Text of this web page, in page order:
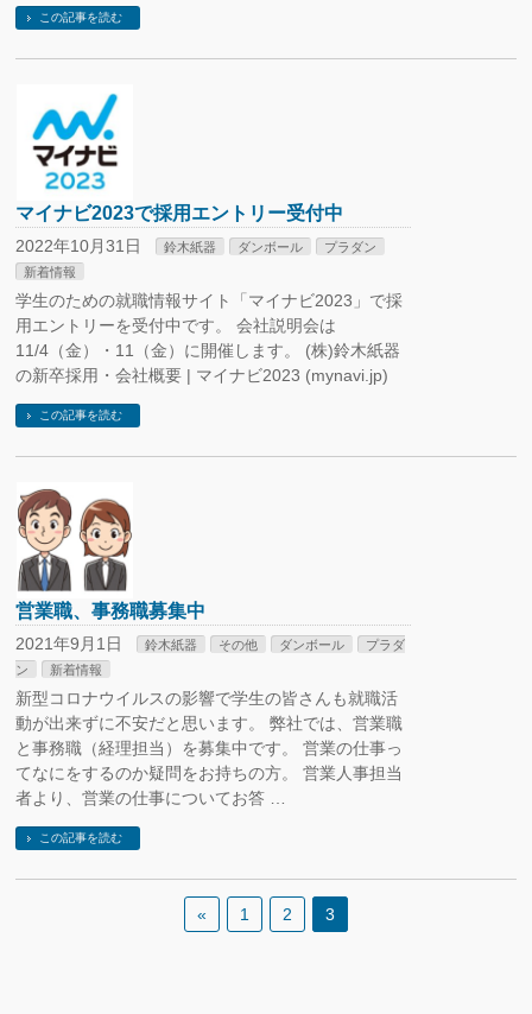
この記事を読む
マイナビ2023で採用エントリー受付中
2022年10月31日 鈴木紙器 ダンボール
プラダン
新着情報
学生のための就職情報サイト「マイナビ2023」で採
用エントリーを受付中です。 会社説明会は
11/4（金）・11（金）に開催します。 (株)鈴木紙器
の新卒採用・会社概要 | マイナビ2023 (mynavi.jp)
この記事を読む
営業職、事務職募集中
2021年9月1日 鈴木紙器 その他 ダンボール
プラダ
ン
新着情報
新型コロナウイルスの影響で学生の皆さんも就職活
動が出来ずに不安だと思います。 弊社では、営業職
と事務職（経理担当）を募集中です。 営業の仕事っ
てなにをするのか疑問をお持ちの方。 営業人事担当
者より、営業の仕事についてお答 …
この記事を読む
« 1 2 3